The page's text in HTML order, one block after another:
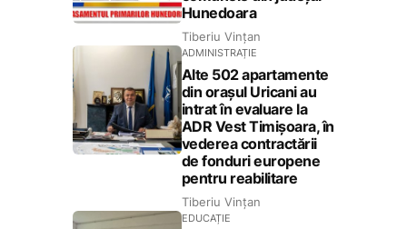
Hunedoara
Tiberiu Vințan
ADMINISTRAȚIE
Alte 502 apartamente
din orașul Uricani au
intrat în evaluare la
ADR Vest Timișoara, în
vederea contractării
de fonduri europene
pentru reabilitare
Tiberiu Vințan
EDUCAȚIE